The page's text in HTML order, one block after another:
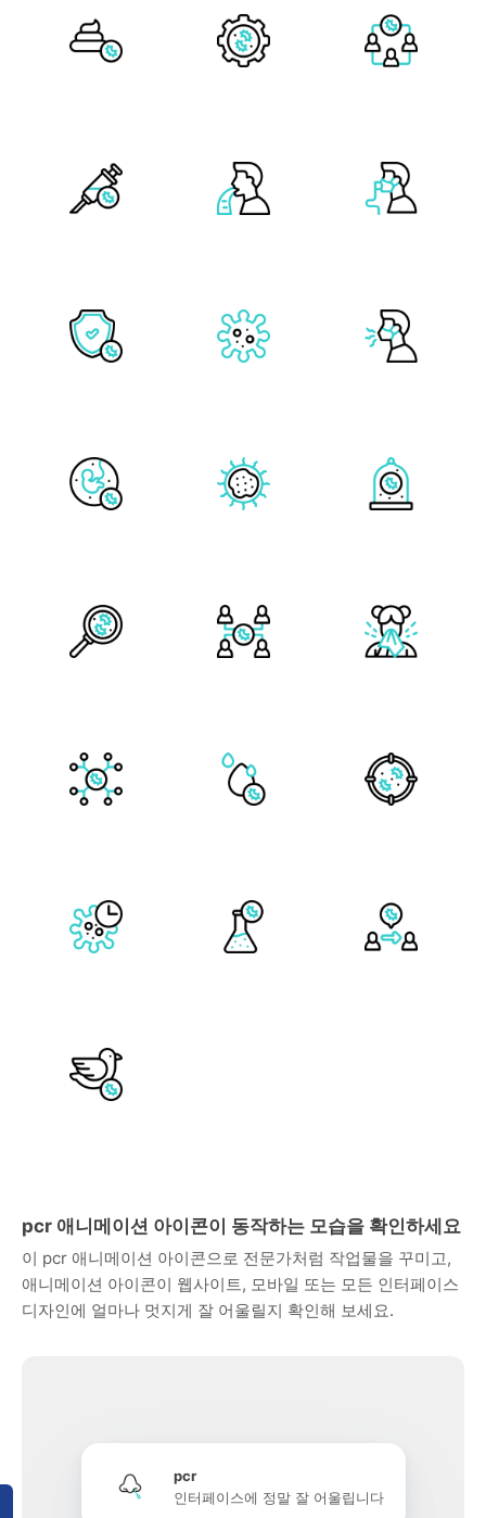
pcr 애니메이션 아이콘이 동작하는 모습을 확인하세요
이 pcr 애니메이션 아이콘으로 전문가처럼 작업물을 꾸미고,
애니메이션 아이콘이 웹사이트, 모바일 또는 모든 인터페이스
디자인에 얼마나 멋지게 잘 어울릴지 확인해 보세요.
pcr
인터페이스에 정말 잘 어울립니다